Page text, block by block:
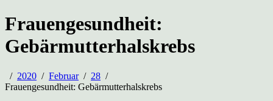
Frauengesundheit:
Gebärmutterhalskrebs
2020 Februar
28
Frauengesundheit: Gebärmutterhalskrebs